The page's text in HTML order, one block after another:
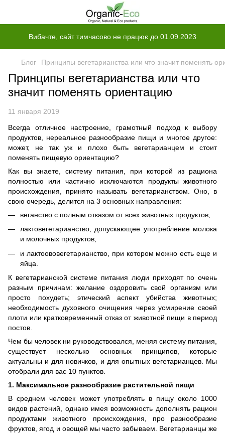
Вибачте, сайт тимчасово не працює до 01.09.2023
Блог Принципы вегетарианства или что значит поменять
Принципы вегетарианства или что
значит поменять ориентацию
11 января 2019
Всегда отличное настроение, грамотный подход к выбору
продуктов, нереальное разнообразие пищи и многое другое:
может, не так уж и плохо быть вегетарианцем и стоит
поменять пищевую ориентацию?
Как вы знаете, систему питания, при которой из рациона
полностью или частично исключаются продукты животного
происхождения, принято называть вегетарианством. Оно, в
свою очередь, делится на 3 основных направления:
веганство с полным отказом от всех животных продуктов,
лактовегетарианство, допускающее употребление молока
и молочных продуктов,
и лактоововегетарианство, при котором можно есть еще и
яйца.
К вегетарианской системе питания люди приходят по очень
разным причинам: желание оздоровить свой организм или
просто похудеть; этический аспект убийства животных;
необходимость духовного очищения через усмирение своей
плоти или кратковременный отказ от животной пищи в период
постов.
Чем бы человек ни руководствовался, меняя систему питания,
существует несколько основных принципов, которые
актуальны и для новичков, и для опытных вегетарианцев. Мы
отобрали для вас 10 пунктов.
1. Максимальное разнообразие растительной пищи
В среднем человек может употреблять в пищу около 1000
видов растений, однако имея возможность дополнять рацион
продуктами животного происхождения, про разнообразие
фруктов, ягод и овощей мы часто забываем. Вегетарианцы же